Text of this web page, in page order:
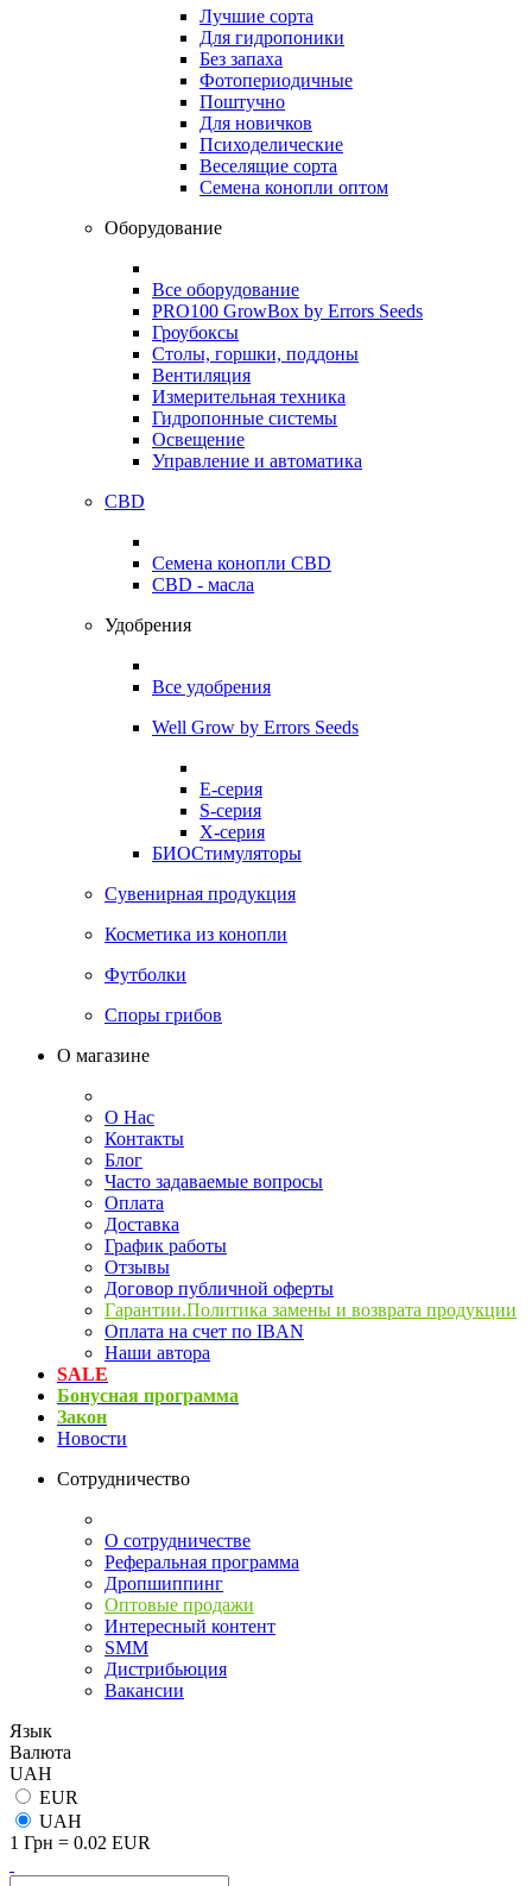
Лучшие сорта
Для гидропоники
Без запаха
Фотопериодичные
Поштучно
Для новичков
Психоделические
Веселящие сорта
Семена конопли оптом
Оборудование
Все оборудование
PRO100 GrowBox by Errors Seeds
Гроубоксы
Столы, горшки, поддоны
Вентиляция
Измерительная техника
Гидропонные системы
Освещение
Управление и автоматика
CBD
Семена конопли CBD
CBD - масла
Удобрения
Все удобрения
Well Grow by Errors Seeds
E-серия
S-серия
X-серия
БИОСтимуляторы
Сувенирная продукция
Косметика из конопли
Футболки
Споры грибов
О магазине
О Нас
Контакты
Блог
Часто задаваемые вопросы
Оплата
Доставка
График работы
Отзывы
Договор публичной оферты
Гарантии.Политика замены и возврата продукции
Оплата на счет по IBAN
Наши автора
SALE
Бонусная программа
Закон
Новости
Сотрудничество
О сотрудничестве
Реферальная программа
Дропшиппинг
Оптовые продажи
Интересный контент
SMM
Дистрибьюция
Вакансии
Язык
Валюта
UAH
EUR
UAH
1 Грн = 0.02 EUR